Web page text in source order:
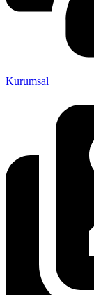
Kurumsal